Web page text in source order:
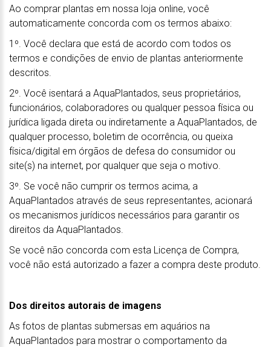
Ao comprar plantas em nossa loja online, você
automaticamente concorda com os termos abaixo:
1º. Você declara que está de acordo com todos os
termos e condições de envio de plantas anteriormente
descritos.
2º. Você isentará a AquaPlantados, seus proprietários,
funcionários, colaboradores ou qualquer pessoa física ou
jurídica ligada direta ou indiretamente a AquaPlantados, de
qualquer processo, boletim de ocorrência, ou queixa
física/digital em órgãos de defesa do consumidor ou
site(s) na internet, por qualquer que seja o motivo.
3º. Se você não cumprir os termos acima, a
AquaPlantados através de seus representantes, acionará
os mecanismos jurídicos necessários para garantir os
direitos da AquaPlantados.
Se você não concorda com esta Licença de Compra,
você não está autorizado a fazer a compra deste produto.
Dos direitos autorais de imagens
As fotos de plantas submersas em aquários na
AquaPlantados para mostrar o comportamento da